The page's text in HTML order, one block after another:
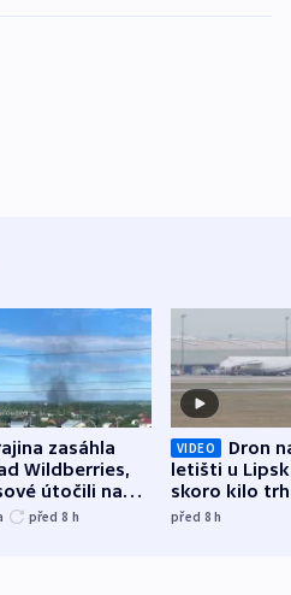
zasáhla
Wildberries,
útočili na
hasiče či
před 8 h
VIDEO
Dron
letišti u
skoro kilo
indicie
před 8h